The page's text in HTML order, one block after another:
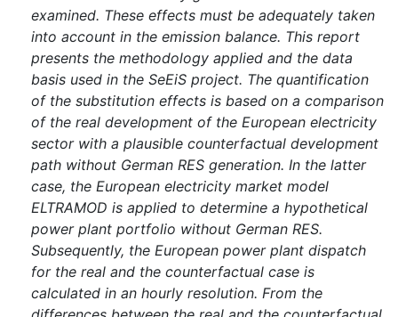
examined. These effects must be adequately taken
into account in the emission balance. This report
presents the methodology applied and the data
basis used in the SeEiS project. The quantification
of the substitution effects is based on a comparison
of the real development of the European electricity
sector with a plausible counterfactual development
path without German RES generation. In the latter
case, the European electricity market model
ELTRAMOD is applied to determine a hypothetical
power plant portfolio without German RES.
Subsequently, the European power plant dispatch
for the real and the counterfactual case is
calculated in an hourly resolution. From the